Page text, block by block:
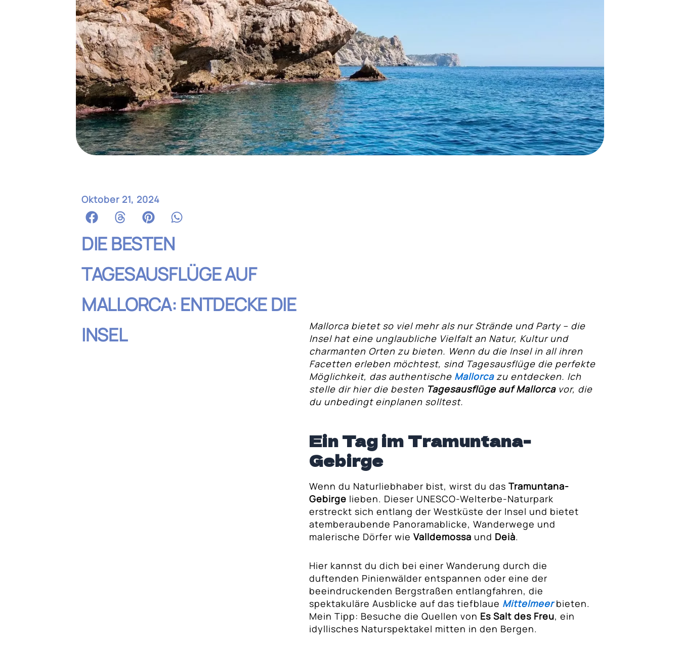
Oktober 21, 2024
DIE BESTEN
TAGESAUSFLÜGE AUF
MALLORCA: ENTDECKE DIE
INSEL
Mallorca bietet so viel mehr als nur Strände und Party – die
Insel hat eine unglaubliche Vielfalt an Natur, Kultur und
charmanten Orten zu bieten. Wenn du die Insel in all ihren
Facetten erleben möchtest, sind Tagesausflüge die perfekte
Möglichkeit, das authentische Mallorcazu entdecken. Ich
stelle dir hier die besten Tagesausflüge auf Mallorcavor, die
du unbedingt einplanen solltest.
Ein Tag im Tramuntana-
Gebirge
Wenn du Naturliebhaber bist, wirst du dasTramuntana-
Gebirge lieben. Dieser UNESCO-Welterbe-Naturpark
erstreckt sich entlang der Westküste der Insel und bietet
atemberaubende Panoramablicke, Wanderwege und
malerische Dörfer wieValldemossa und Deià.
Hier kannst du dich bei einer Wanderung durch die
duftenden Pinienwälder entspannen oder eine der
beeindruckenden Bergstraßen entlangfahren, die
spektakuläre Ausblicke auf das tiefblaue Mittelmeerbieten.
Mein Tipp: Besuche die Quellen von Es Salt des Freu, ein
idyllisches Naturspektakel mitten in den Bergen.